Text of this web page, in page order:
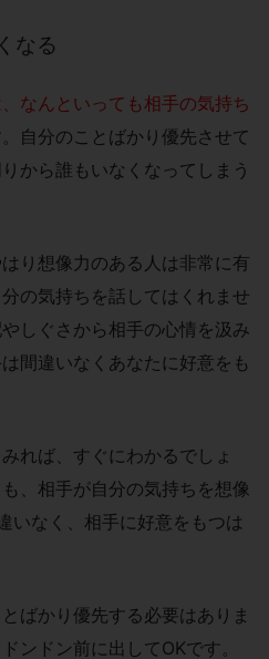
なる
なんといっても相手の気持ち
自分のことばかり優先させて
から誰もいなくなってしまう
り想像力のある人は非常に有
の気持ちを話してはくれませ
しぐさから相手の心情を汲み
間違いなくあなたに好意をも
れば、すぐにわかるでしょ
、相手が自分の気持ちを想像
いなく、相手に好意をもつは
ばかり優先する必要はありま
ンドン前に出してOKです。